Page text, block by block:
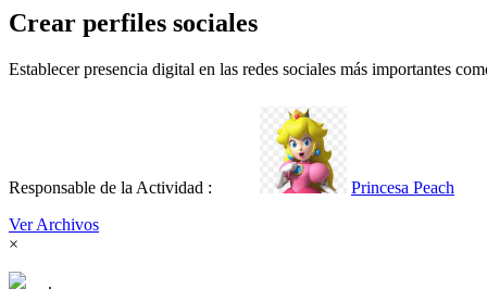
Crear perfiles sociales
Establecer presencia digital en las redes sociales más importantes
Responsable de la Actividad :
Princesa Peach
Ver Archivos
×
.